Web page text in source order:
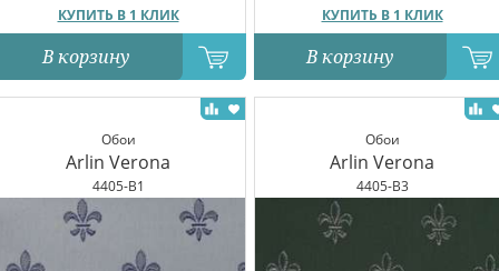
КУПИТЬ В 1 КЛИК
В корзину
КУПИТЬ В 1 КЛИК
В корзину
Обои
Arlin Verona
4405-B1
Обои
Arlin Verona
4405-B3